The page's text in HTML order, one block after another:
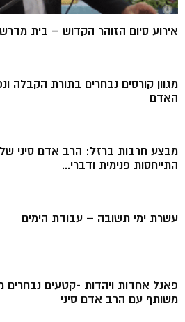
אירוע סיום הזוהר הקדוש – בית
מגוון קורסים נבחרים בתורת הקבלה
האדם
מבצע חרבות ברזל: הרב אדם סיני
התייחסות פנימית ודברי...
עשרת ימי תשובה – עבודת הימים
פאנל אחדות ויהדות -קטעים נבחרים
משותף עם הרב אדם סיני